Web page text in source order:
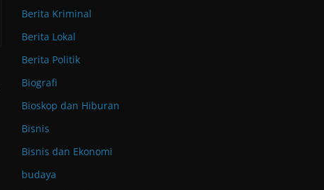
Berita Kriminal
Berita Lokal
Berita Politik
Biografi
Bioskop dan Hiburan
Bisnis
Bisnis dan Ekonomi
budaya